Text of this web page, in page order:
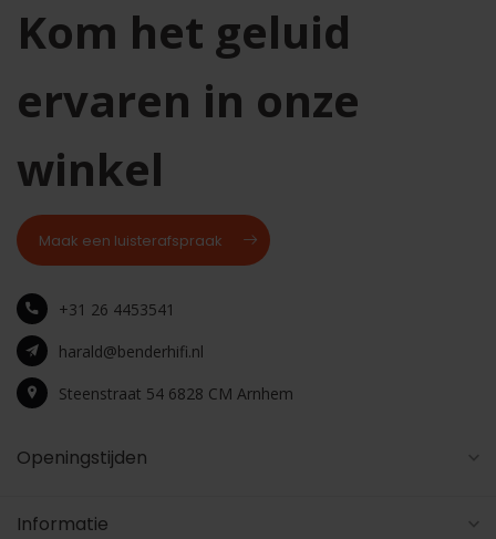
Kom het geluid
ervaren in onze
winkel
Maak een luisterafspraak
+31 26 4453541
harald@benderhifi.nl
Steenstraat 54 6828 CM Arnhem
Openingstijden
Informatie